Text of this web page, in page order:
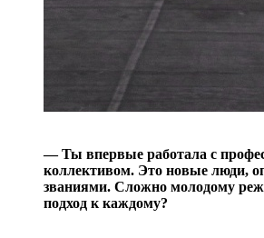
— Ты впервые работала с
коллективом. Это новые люди,
званиями. Сложно молодому
подход к каждому?